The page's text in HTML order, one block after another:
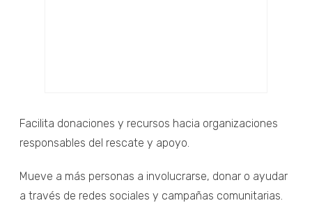
Facilita donaciones y recursos hacia organizaciones
responsables del rescate y apoyo.
Mueve a más personas a involucrarse, donar o ayudar
a través de redes sociales y campañas comunitarias.